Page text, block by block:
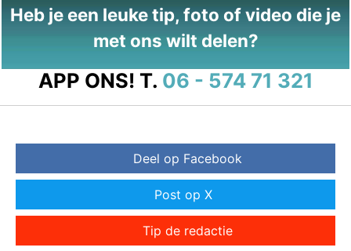
Heb je een leuke tip, foto of video die je
met ons wilt delen?
APP ONS! T. 06 - 574 71 321
Deel op Facebook
Post op X
Tip de redactie